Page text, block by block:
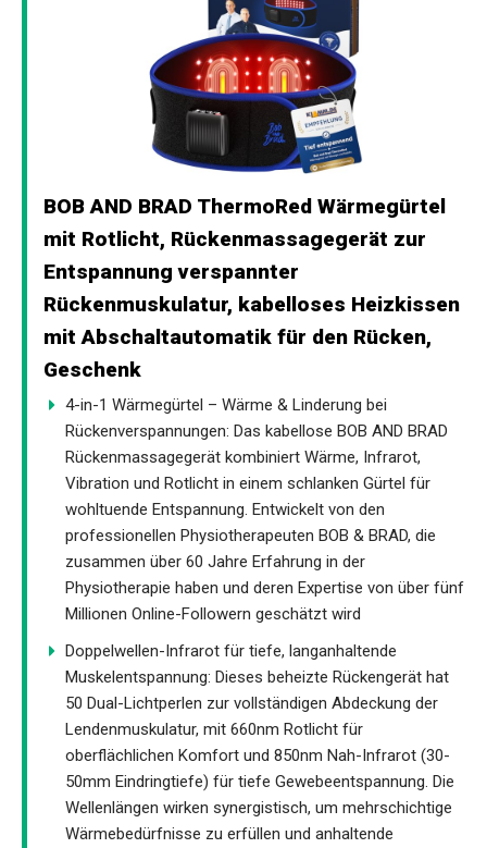
BOB AND BRAD ThermoRed Wärmegürtel
mit Rotlicht, Rückenmassagegerät zur
Entspannung verspannter
Rückenmuskulatur, kabelloses Heizkissen
mit Abschaltautomatik für den Rücken,
Geschenk
4-in-1 Wärmegürtel – Wärme & Linderung bei
Rückenverspannungen: Das kabellose BOB AND BRAD
Rückenmassagegerät kombiniert Wärme, Infrarot,
Vibration und Rotlicht in einem schlanken Gürtel für
wohltuende Entspannung. Entwickelt von den
professionellen Physiotherapeuten BOB & BRAD, die
zusammen über 60 Jahre Erfahrung in der
Physiotherapie haben und deren Expertise von über fünf
Millionen Online-Followern geschätzt wird
Doppelwellen-Infrarot für tiefe, langanhaltende
Muskelentspannung: Dieses beheizte Rückengerät hat
50 Dual-Lichtperlen zur vollständigen Abdeckung der
Lendenmuskulatur, mit 660nm Rotlicht für
oberflächlichen Komfort und 850nm Nah-Infrarot (30-
50mm Eindringtiefe) für tiefe Gewebeentspannung. Die
Wellenlängen wirken synergistisch, um mehrschichtige
Wärmebedürfnisse zu erfüllen und anhaltende